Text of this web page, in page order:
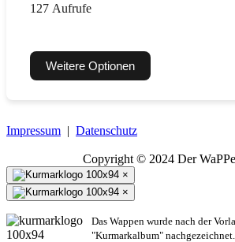
127 Aufrufe
Weitere Optionen
Impressum | Datenschutz
Copyright © 2024 Der
×
×
Das Wappen wurde nach der
"Kurmarkalbum"